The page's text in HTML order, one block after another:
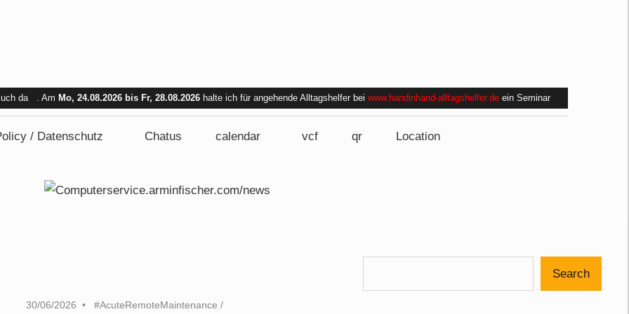
da . Am Mo, 24.08.2026 bis Fr, 28.08.2026 halte ich für angehende Alltagshelfer bei www.handinhand-alltagshelfer.de ein Seminar
Am Mi. 26.08.2026 sind wir nicht verfügbar.
/ Datenschutz Chatus calendar vcf qr Location
30/06/2026 #AcuteRemoteMaintenance /
Search